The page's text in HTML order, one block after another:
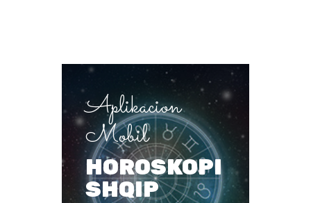
Aplikacion
Mobil
HOROSKOPI
SHQIP